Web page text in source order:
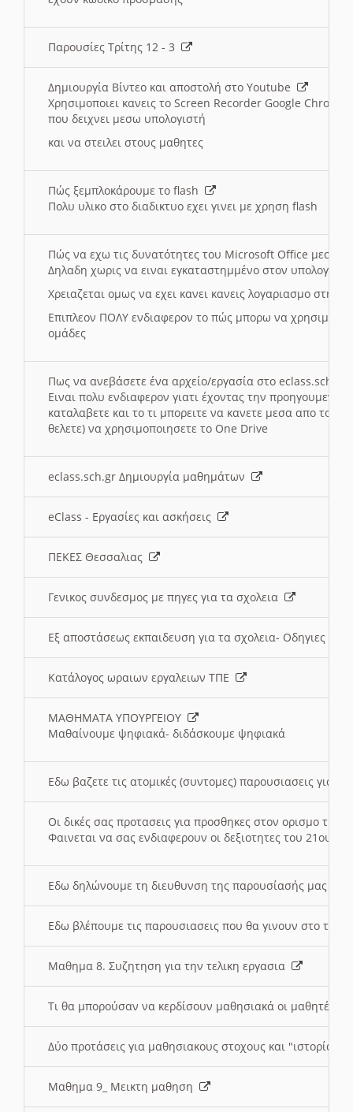
Παρουσίες Τρίτης 12 - 3
Δημιουργία Βίντεο και αποστολή στο Youtube
Χρησιμοποιει κανεις το Screen Recorder Google Chrome
που δειχνει μεσω υπολογιστή
και να στειλει στους μαθητες
Πώς ξεμπλοκάρουμε το flash
Πολυ υλικο στο διαδικτυο εχει γινει με χρηση flash
Πώς να εχω τις δυνατότητες του Microsoft Office μεσω
Δηλαδη χωρις να ειναι εγκαταστημμένο στον
Χρειαζεται ομως να εχει κανει κανεις λογαριασμο στη
Επιπλεον ΠΟΛΥ ενδιαφερον το πώς μπορω να
ομάδες
Πως να ανεβάσετε ένα αρχείο/εργασία στο eclass.sch.gr
Ειναι πολυ ενδιαφερον γιατι έχοντας την
καταλαβετε και το τι μπορειτε να κανετε μεσα απο το
θελετε) να χρησιμοποιησετε το One Drive
eclass.sch.gr Δημιουργία μαθημάτων
eClass - Εργασίες και ασκήσεις
ΠΕΚΕΣ Θεσσαλιας
Γενικος συνδεσμος με πηγες για τα σχολεια
Εξ αποστάσεως εκπαιδευση για τα σχολεια- Οδηγιες
Κατάλογος ωραιων εργαλειων ΤΠΕ
ΜΑΘΗΜΑΤΑ ΥΠΟΥΡΓΕΙΟΥ
Μαθαίνουμε ψηφιακά- διδάσκουμε ψηφιακά
Εδω βαζετε τις ατομικές (συντομες) παρουσιασεις για
Οι δικές σας προτασεις για προσθηκες στον ορισμο
Φαινεται να σας ενδιαφερουν οι δεξιοτητες του 21ου
Εδω δηλώνουμε τη διευθυνση της παρουσίασής μας
Εδω βλέπουμε τις παρουσιασεις που θα γινουν στο
Μαθημα 8. Συζητηση για την τελικη εργασια
Τι θα μπορούσαν να κερδίσουν μαθησιακά οι μαθητές/
Δύο προτάσεις για μαθησιακους στοχους και "ιστορία"
Μαθημα 9_ Μεικτη μαθηση